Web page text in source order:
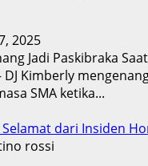
2025
Jadi Paskibraka
Kimberly
SMA ketika...
dari Insiden